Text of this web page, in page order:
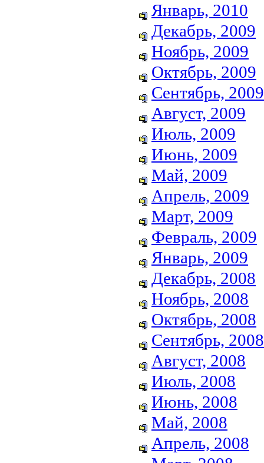
Январь, 2010
Декабрь, 2009
Ноябрь, 2009
Октябрь, 2009
Сентябрь, 2009
Август, 2009
Июль, 2009
Июнь, 2009
Май, 2009
Апрель, 2009
Март, 2009
Февраль, 2009
Январь, 2009
Декабрь, 2008
Ноябрь, 2008
Октябрь, 2008
Сентябрь, 2008
Август, 2008
Июль, 2008
Июнь, 2008
Май, 2008
Апрель, 2008